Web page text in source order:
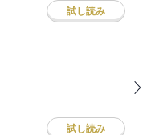
試し読み
試し読み